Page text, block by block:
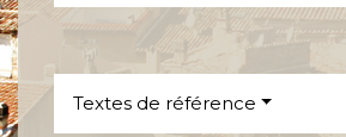
Textes de référence